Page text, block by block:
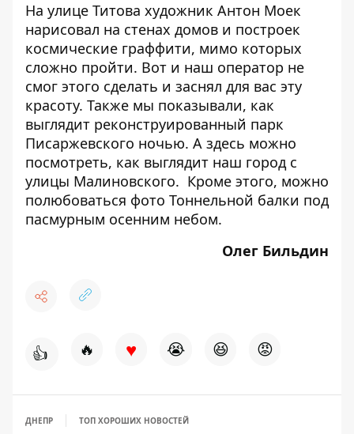
На улице Титова художник Антон Моек
нарисовал на стенах домов и построек
космические граффити, мимо которых
сложно пройти. Вот и наш оператор не
смог этого сделать и заснял для вас эту
красоту. Также мы показывали, как
выглядит реконструированный парк
Писаржевского ночью. А здесь можно
посмотреть, как выглядит наш город с
улицы Малиновского. Кроме этого, можно
полюбоваться фото Тоннельной балки под
пасмурным осенним небом.
Олег Бильдин
👍 🔥 ♥ 😭 😆 😡
ДНЕПР ТОП ХОРОШИХ НОВОСТЕЙ